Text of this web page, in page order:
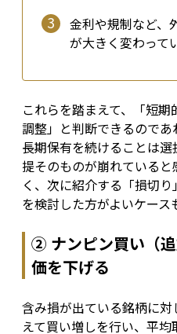
金利や規制など、
が大きく変わって
これらを踏まえて、「短
調整」と判断できるので
長期保有を続けることは
提そのものが崩れている
く、次に紹介する「損切り
を検討した方がよいケース
② ナンピン買い（
価を下げる
含み損が出ている銘柄に
えて買い増しを行い、平